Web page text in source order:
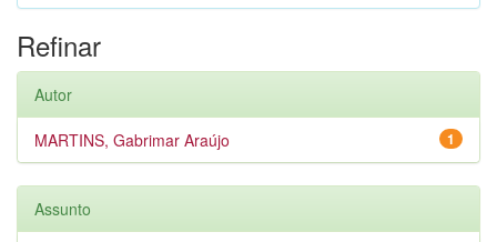
Refinar
Autor
1
MARTINS, Gabrimar Araújo
Assunto